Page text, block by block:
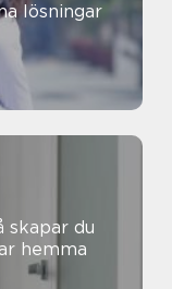
skapar du
hemma